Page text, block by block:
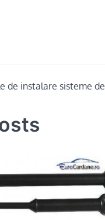
de instalare sisteme